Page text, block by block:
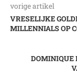
vorige artikel
VRESELIJKE
MILLENNIALS OP
DOMINIQUE